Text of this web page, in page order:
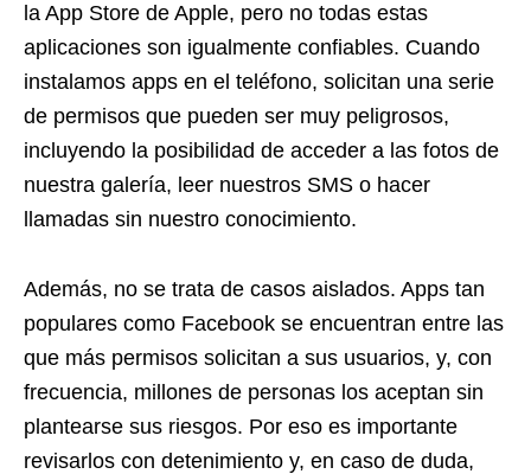
la App Store de Apple, pero no todas estas
aplicaciones son igualmente confiables. Cuando
instalamos apps en el teléfono, solicitan una serie
de permisos que pueden ser muy peligrosos,
incluyendo la posibilidad de acceder a las fotos de
nuestra galería, leer nuestros SMS o hacer
llamadas sin nuestro conocimiento.
Además, no se trata de casos aislados. Apps tan
populares como Facebook se encuentran entre las
que más permisos solicitan a sus usuarios, y, con
frecuencia, millones de personas los aceptan sin
plantearse sus riesgos. Por eso es importante
revisarlos con detenimiento y, en caso de duda,